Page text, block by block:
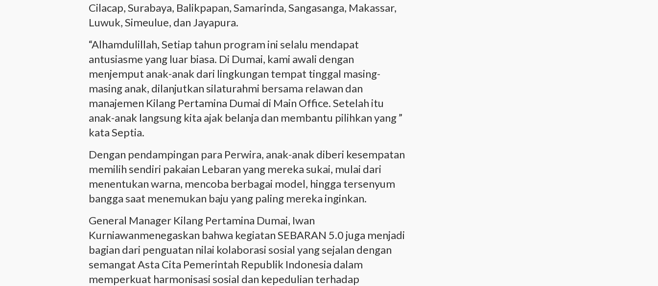
Cilacap, Surabaya, Balikpapan, Samarinda, Sangasanga, Makassar,
Luwuk, Simeulue, dan Jayapura.
“Alhamdulillah, Setiap tahun program ini selalu mendapat
antusiasme yang luar biasa. Di Dumai, kami awali dengan
menjemput anak-anak dari lingkungan tempat tinggal masing-
masing anak, dilanjutkan silaturahmi bersama relawan dan
manajemen Kilang Pertamina Dumai di Main Office. Setelah itu
anak-anak langsung kita ajak belanja dan membantu pilihkan yang ”
kata Septia.
Dengan pendampingan para Perwira, anak-anak diberi kesempatan
memilih sendiri pakaian Lebaran yang mereka sukai, mulai dari
menentukan warna, mencoba berbagai model, hingga tersenyum
bangga saat menemukan baju yang paling mereka inginkan.
General Manager Kilang Pertamina Dumai, Iwan
Kurniawanmenegaskan bahwa kegiatan SEBARAN 5.0 juga menjadi
bagian dari penguatan nilai kolaborasi sosial yang sejalan dengan
semangat Asta Cita Pemerintah Republik Indonesia dalam
memperkuat harmonisasi sosial dan kepedulian terhadap